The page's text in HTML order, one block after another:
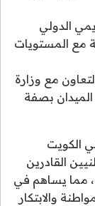
الدولي
مع المستويات
مع وزارة
بصفة
الكويت
القادرين
مما يساهم في
والابتكار